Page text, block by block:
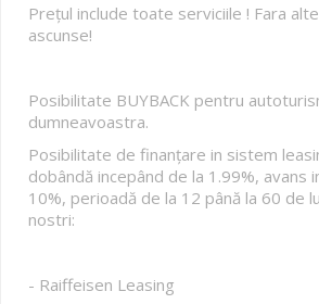
Prețul include toate serviciile ! Fara
ascunse!
Posibilitate BUYBACK pentru
dumneavoastra.
Posibilitate de finanțare in sistem
dobândă incepând de la 1.99%, avans
10%, perioadă de la 12 până la 60 de
nostri:
- Raiffeisen Leasing